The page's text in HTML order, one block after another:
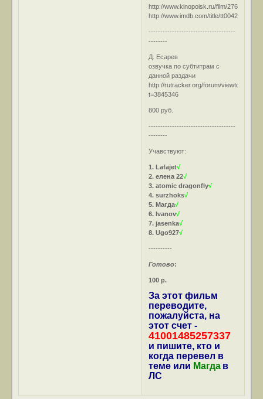
http://www.kinopoisk.ru/film/27644/
http://www.imdb.com/title/tt0042579/
-------------------------------------
--------
Д. Есарев
озвучка по субтитрам с
данной раздачи
http://rutracker.org/forum/
t=3845346
800 руб.
-------------------------------------
--------
Учавствуют:
1. Lafajet√
2. елена 22√
3. atomic dragonfly√
4. surzhoks√
5. Магда√
6. Ivanov√
7. jasenka√
8. Ugo927√
----------
Готово:
100 р.
За этот фильм
переводите,
пожалуйста, на
этот счет -
41001485257337
и пишите, кто и
когда перевел в
теме или Магда в
ЛС